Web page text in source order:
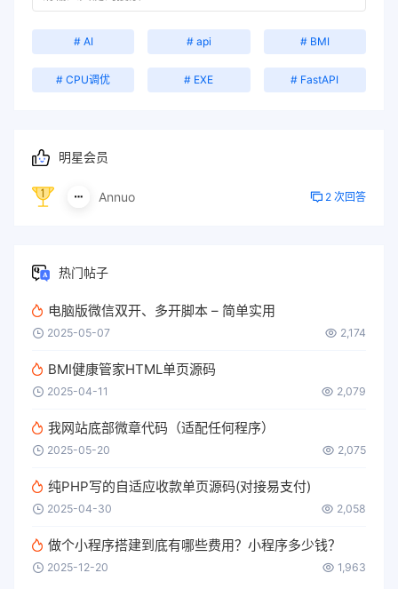
# AI # api # BMI
# CPU调优 # EXE # FastAPI
明星会员
Annuo 2 次回答
热门帖子
电脑版微信双开、多开脚本 – 简单实用
2025-05-07 2,174
BMI健康管家HTML单页源码
2025-04-11 2,079
我网站底部微章代码（适配任何程序）
2025-05-20 2,075
纯PHP写的自适应收款单页源码(对接易支付)
2025-04-30 2,058
做个小程序搭建到底有哪些费用？小程序多少钱？
2025-12-20 1,963